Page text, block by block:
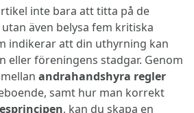
inte bara att titta på de
även belysa fem kritiska
indikerar att din uthyrning kan
eller föreningens stadgar. Genom
andrahandshyra regler
samt hur man korrekt
, kan du skapa en